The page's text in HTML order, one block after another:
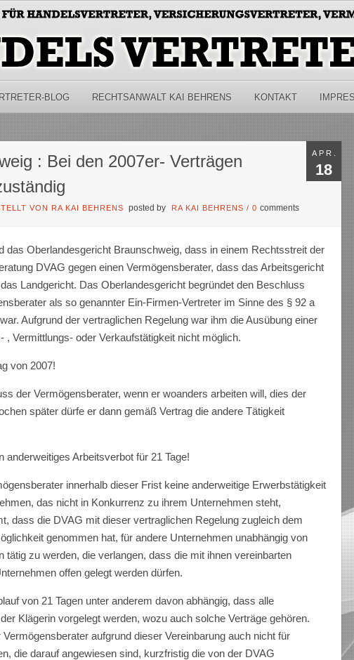
BLOG RECHTSANWALT KAI BEHRENS KONTAKT
APR.
18
: Bei den 2007er- Verträgen
VON RA KAI BEHRENS posted by RA KAI BEHRENS /0comments
das Oberlandesgericht Braunschweig, dass in einem Rechtsstreit der
DVAG gegen einen Vermögensberater, dass das Arbeitsgericht
Landgericht. Das Oberlandesgericht begründet den Beschluss
als so genannter Ein-Firmen-Vertreter im Sinne des § 92 a
Aufgrund der vertraglichen Regelung war ihm die Ausübung einer
, Vermittlungs- oder Verkaufstätigkeit nicht möglich.
von 2007!
der Vermögensberater, wenn er woanders arbeiten will, dies der
später dürfe er dann gemäß Vertrag die andere Tätigkeit
anderweitiges Arbeitsverbot für 21 Tage!
innerhalb dieser Frist keine anderweitige Erwerbstätigkeit
das nicht in Konkurrenz zu ihrem Unternehmen steht,
dass die DVAG mit dieser vertraglichen Regelung zugleich dem
genommen hat, für andere Unternehmen unabhängig von
tätig zu werden, die verlangen, dass die mit ihnen vereinbarten
offen gelegt werden dürfen.
von 21 Tagen unter anderem davon abhängig, dass alle
Klägerin vorgelegt werden, wozu auch solche Verträge gehören.
aufgrund dieser Vereinbarung auch nicht für
die darauf angewiesen sind, kurzfristig die von der DVAG